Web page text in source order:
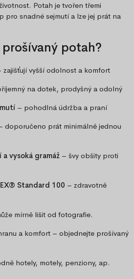
Potah je tvořen třemi
pro snadné sejmutí a lze jej prát na
potah?
zajišťují vyšší odolnost a komfort
na dotek, prodyšný a odolný
– pohodlná údržba a praní
doporučeno prát minimálně jednou
vysoká gramáž – švy obšity proti
Standard 100 – zdravotně
mírně lišit od fotografie.
a komfort – objednejte prošívaný
hotely, motely, penziony, ap.